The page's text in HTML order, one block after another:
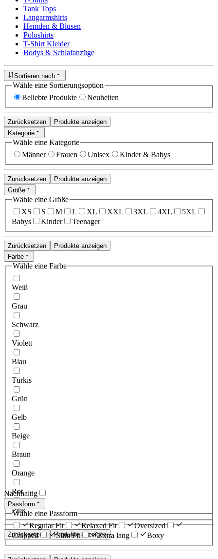
Tank Tops
Langarmshirts
Hemden & Blusen
Poloshirts
T-Shirt Kleider
Bodys & Schlafanzüge
Sortieren nach
Wähle eine Sortierungsoption
Beliebte Produkte
Neuheiten
Zurücksetzen
Produkte anzeigen
Kategorie
Wähle eine Kategorie
Männer
Frauen Unisex Kinder & Babys
Zurücksetzen
Produkte anzeigen
Größe
Wähle eine Größe
XS
S M L XL XXL 3XL 4XL
5XL
Babys
Kinder Teenager
Zurücksetzen
Produkte anzeigen
Farbe
Wähle eine Farbe
Weiß
Grau
Schwarz
Violett
Blau
Türkis
Grün
Gelb
Beige
Braun
Orange
Rot
Pink
Zurücksetzen Produkte anzeigen
Nachhaltig
Passform
Wähle eine Passform
Regular Fit
Relaxed Fit
Oversized
Cropped
Slim Fit Extra lang Boxy